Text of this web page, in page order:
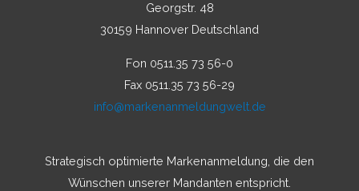
Georgstr. 48
30159 Hannover Deutschland
Fon 0511.35 73 56-0
Fax 0511.35 73 56-29
info@markenanmeldungwelt.de
Strategisch optimierte Markenanmeldung, die den
Wünschen unserer Mandanten entspricht.